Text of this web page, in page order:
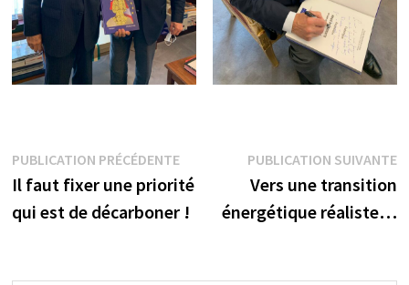
Navigation
de
l’article
PUBLICATION PRÉCÉDENTEPublication
précédente :
Il faut fixer une priorité
qui est de décarboner !
PUBLICATION SUIVANTE
Vers une transition
énergétique réaliste…